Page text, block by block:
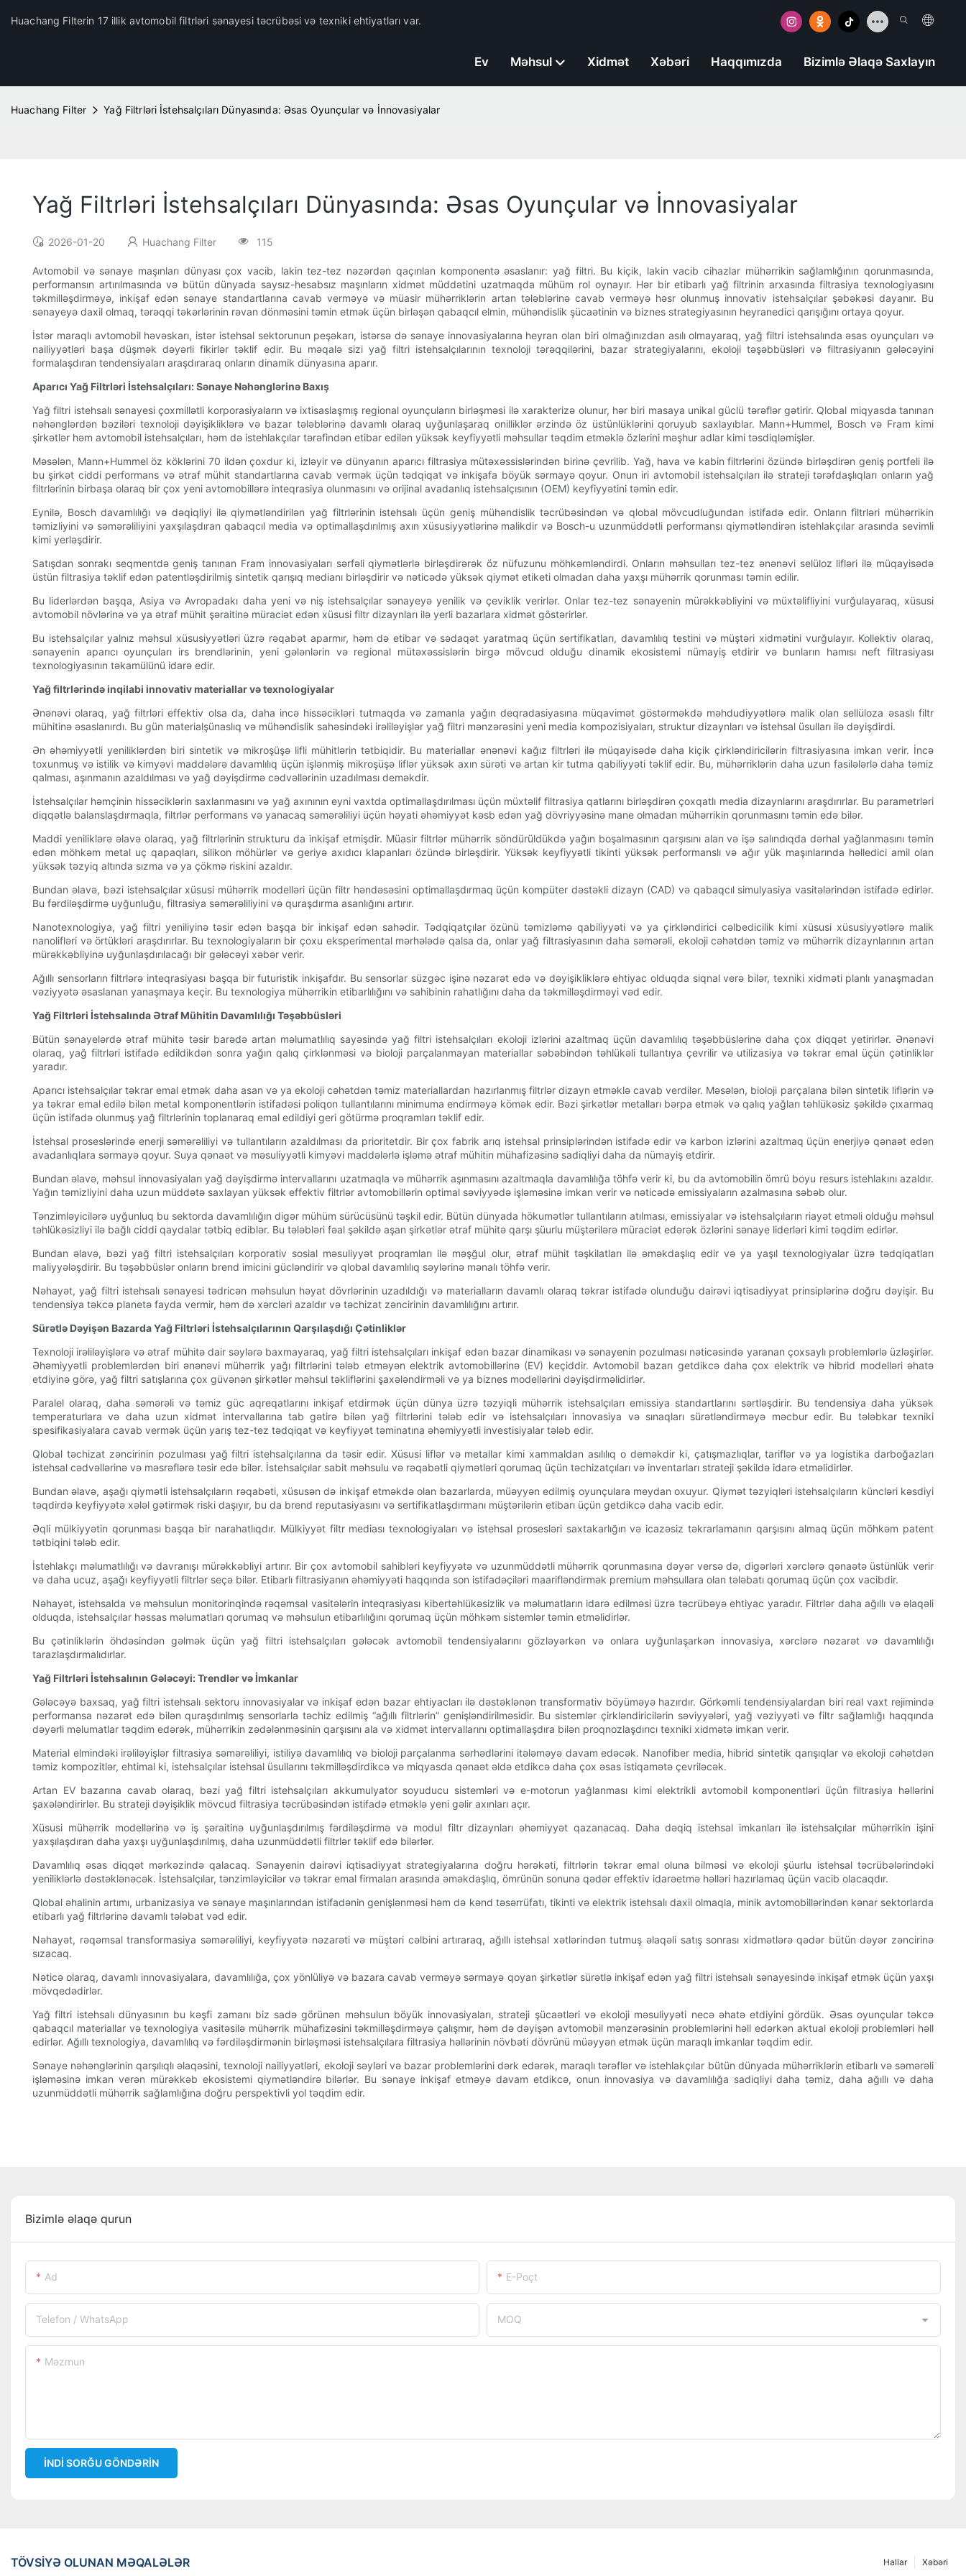
Huachang Filterin 17 illik avtomobil filtrləri sənayesi təcrübəsi və texniki ehtiyatları var.
Ev Məhsul Xidmət Xəbəri Haqqımızda Bizimlə Əlaqə Saxlayın
Huachang Filter Yağ Filtrləri İstehsalçıları Dünyasında: Əsas Oyunçular və İnnovasiyalar
Yağ Filtrləri İstehsalçıları Dünyasında: Əsas Oyunçular və İnnovasiyalar
2026-01-20 Huachang Filter 115
Avtomobil və sənaye maşınları dünyası çox vacib, lakin tez-tez nəzərdən qaçırılan komponentə əsaslanır: yağ filtri. Bu kiçik, lakin vacib cihazlar mühərrikin sağlamlığının qorunmasında,
performansın artırılmasında və bütün dünyada saysız-hesabsız maşınların xidmət müddətini uzatmaqda mühüm rol oynayır. Hər bir etibarlı yağ filtrinin arxasında filtrasiya texnologiyasını
təkmilləşdirməyə, inkişaf edən sənaye standartlarına cavab verməyə və müasir mühərriklərin artan tələblərinə cavab verməyə həsr olunmuş innovativ istehsalçılar şəbəkəsi dayanır. Bu
sənayeyə daxil olmaq, tərəqqi təkərlərinin rəvan dönməsini təmin etmək üçün birləşən qabaqcıl elmin, mühəndislik şücaətinin və biznes strategiyasının heyranedici qarışığını ortaya qoyur.
İstər maraqlı avtomobil həvəskarı, istər istehsal sektorunun peşəkarı, istərsə də sənaye innovasiyalarına heyran olan biri olmağınızdan asılı olmayaraq, yağ filtri istehsalında əsas oyunçuları və
nailiyyətləri başa düşmək dəyərli fikirlər təklif edir. Bu məqalə sizi yağ filtri istehsalçılarının texnoloji tərəqqilərini, bazar strategiyalarını, ekoloji təşəbbüsləri və filtrasiyanın gələcəyini
formalaşdıran tendensiyaları araşdıraraq onların dinamik dünyasına aparır.
Aparıcı Yağ Filtrləri İstehsalçıları: Sənaye Nəhənglərinə Baxış
Yağ filtri istehsalı sənayesi çoxmillətli korporasiyaların və ixtisaslaşmış regional oyunçuların birləşməsi ilə xarakterizə olunur, hər biri masaya unikal güclü tərəflər gətirir. Qlobal miqyasda tanınan
nəhənglərdən bəziləri texnoloji dəyişikliklərə və bazar tələblərinə davamlı olaraq uyğunlaşaraq onilliklər ərzində öz üstünlüklərini qoruyub saxlayıblar. Mann+Hummel, Bosch və Fram kimi
şirkətlər həm avtomobil istehsalçıları, həm də istehlakçılar tərəfindən etibar edilən yüksək keyfiyyətli məhsullar təqdim etməklə özlərini məşhur adlar kimi təsdiqləmişlər.
Məsələn, Mann+Hummel öz köklərini 70 ildən çoxdur ki, izləyir və dünyanın aparıcı filtrasiya mütəxəssislərindən birinə çevrilib. Yağ, hava və kabin filtrlərini özündə birləşdirən geniş portfeli ilə
bu şirkət ciddi performans və ətraf mühit standartlarına cavab vermək üçün tədqiqat və inkişafa böyük sərmayə qoyur. Onun iri avtomobil istehsalçıları ilə strateji tərəfdaşlıqları onların yağ
filtrlərinin birbaşa olaraq bir çox yeni avtomobillərə inteqrasiya olunmasını və orijinal avadanlıq istehsalçısının (OEM) keyfiyyətini təmin edir.
Eynilə, Bosch davamlılığı və dəqiqliyi ilə qiymətləndirilən yağ filtrlərinin istehsalı üçün geniş mühəndislik təcrübəsindən və qlobal mövcudluğundan istifadə edir. Onların filtrləri mühərrikin
təmizliyini və səmərəliliyini yaxşılaşdıran qabaqcıl media və optimallaşdırılmış axın xüsusiyyətlərinə malikdir və Bosch-u uzunmüddətli performansı qiymətləndirən istehlakçılar arasında sevimli
kimi yerləşdirir.
Satışdan sonrakı seqmentdə geniş tanınan Fram innovasiyaları sərfəli qiymətlərlə birləşdirərək öz nüfuzunu möhkəmləndirdi. Onların məhsulları tez-tez ənənəvi selüloz lifləri ilə müqayisədə
üstün filtrasiya təklif edən patentləşdirilmiş sintetik qarışıq medianı birləşdirir və nəticədə yüksək qiymət etiketi olmadan daha yaxşı mühərrik qorunması təmin edilir.
Bu liderlərdən başqa, Asiya və Avropadakı daha yeni və niş istehsalçılar sənayeyə yenilik və çeviklik verirlər. Onlar tez-tez sənayenin mürəkkəbliyini və müxtəlifliyini vurğulayaraq, xüsusi
avtomobil növlərinə və ya ətraf mühit şəraitinə müraciət edən xüsusi filtr dizaynları ilə yerli bazarlara xidmət göstərirlər.
Bu istehsalçılar yalnız məhsul xüsusiyyətləri üzrə rəqabət aparmır, həm də etibar və sədaqət yaratmaq üçün sertifikatları, davamlılıq testini və müştəri xidmətini vurğulayır. Kollektiv olaraq,
sənayenin aparıcı oyunçuları irs brendlərinin, yeni gələnlərin və regional mütəxəssislərin birgə mövcud olduğu dinamik ekosistemi nümayiş etdirir və bunların hamısı neft filtrasiyası
texnologiyasının təkamülünü idarə edir.
Yağ filtrlərində inqilabi innovativ materiallar və texnologiyalar
Ənənəvi olaraq, yağ filtrləri effektiv olsa da, daha incə hissəcikləri tutmaqda və zamanla yağın deqradasiyasına müqavimət göstərməkdə məhdudiyyətlərə malik olan sellüloza əsaslı filtr
mühitinə əsaslanırdı. Bu gün materialşünaslıq və mühəndislik sahəsindəki irəliləyişlər yağ filtri mənzərəsini yeni media kompozisiyaları, struktur dizaynları və istehsal üsulları ilə dəyişdirdi.
Ən əhəmiyyətli yeniliklərdən biri sintetik və mikroşüşə lifli mühitlərin tətbiqidir. Bu materiallar ənənəvi kağız filtrləri ilə müqayisədə daha kiçik çirkləndiricilərin filtrasiyasına imkan verir. İncə
toxunmuş və istilik və kimyəvi maddələrə davamlılıq üçün işlənmiş mikroşüşə liflər yüksək axın sürəti və artan kir tutma qabiliyyəti təklif edir. Bu, mühərriklərin daha uzun fasilələrlə daha təmiz
qalması, aşınmanın azaldılması və yağ dəyişdirmə cədvəllərinin uzadılması deməkdir.
İstehsalçılar həmçinin hissəciklərin saxlanmasını və yağ axınının eyni vaxtda optimallaşdırılması üçün müxtəlif filtrasiya qatlarını birləşdirən çoxqatlı media dizaynlarını araşdırırlar. Bu parametrləri
diqqətlə balanslaşdırmaqla, filtrlər performans və yanacaq səmərəliliyi üçün həyati əhəmiyyət kəsb edən yağ dövriyyəsinə mane olmadan mühərrikin qorunmasını təmin edə bilər.
Maddi yeniliklərə əlavə olaraq, yağ filtrlərinin strukturu da inkişaf etmişdir. Müasir filtrlər mühərrik söndürüldükdə yağın boşalmasının qarşısını alan və işə salındıqda dərhal yağlanmasını təmin
edən möhkəm metal uç qapaqları, silikon möhürlər və geriyə axıdıcı klapanları özündə birləşdirir. Yüksək keyfiyyətli tikinti yüksək performanslı və ağır yük maşınlarında həlledici amil olan
yüksək təzyiq altında sızma və ya çökmə riskini azaldır.
Bundan əlavə, bəzi istehsalçılar xüsusi mühərrik modelləri üçün filtr həndəsəsini optimallaşdırmaq üçün kompüter dəstəkli dizayn (CAD) və qabaqcıl simulyasiya vasitələrindən istifadə edirlər.
Bu fərdiləşdirmə uyğunluğu, filtrasiya səmərəliliyini və quraşdırma asanlığını artırır.
Nanotexnologiya, yağ filtri yeniliyinə təsir edən başqa bir inkişaf edən sahədir. Tədqiqatçılar özünü təmizləmə qabiliyyəti və ya çirkləndirici cəlbedicilik kimi xüsusi xüsusiyyətlərə malik
nanolifləri və örtükləri araşdırırlar. Bu texnologiyaların bir çoxu eksperimental mərhələdə qalsa da, onlar yağ filtrasiyasının daha səmərəli, ekoloji cəhətdən təmiz və mühərrik dizaynlarının artan
mürəkkəbliyinə uyğunlaşdırılacağı bir gələcəyi xəbər verir.
Ağıllı sensorların filtrlərə inteqrasiyası başqa bir futuristik inkişafdır. Bu sensorlar süzgəc işinə nəzarət edə və dəyişikliklərə ehtiyac olduqda siqnal verə bilər, texniki xidməti planlı yanaşmadan
vəziyyətə əsaslanan yanaşmaya keçir. Bu texnologiya mühərrikin etibarlılığını və sahibinin rahatlığını daha da təkmilləşdirməyi vəd edir.
Yağ Filtrləri İstehsalında Ətraf Mühitin Davamlılığı Təşəbbüsləri
Bütün sənayelərdə ətraf mühitə təsir barədə artan məlumatlılıq sayəsində yağ filtri istehsalçıları ekoloji izlərini azaltmaq üçün davamlılıq təşəbbüslərinə daha çox diqqət yetirirlər. Ənənəvi
olaraq, yağ filtrləri istifadə edildikdən sonra yağın qalıq çirklənməsi və bioloji parçalanmayan materiallar səbəbindən təhlükəli tullantıya çevrilir və utilizasiya və təkrar emal üçün çətinliklər
yaradır.
Aparıcı istehsalçılar təkrar emal etmək daha asan və ya ekoloji cəhətdən təmiz materiallardan hazırlanmış filtrlər dizayn etməklə cavab verdilər. Məsələn, bioloji parçalana bilən sintetik liflərin və
ya təkrar emal edilə bilən metal komponentlərin istifadəsi poliqon tullantılarını minimuma endirməyə kömək edir. Bəzi şirkətlər metalları bərpa etmək və qalıq yağları təhlükəsiz şəkildə çıxarmaq
üçün istifadə olunmuş yağ filtrlərinin toplanaraq emal edildiyi geri götürmə proqramları təklif edir.
İstehsal proseslərində enerji səmərəliliyi və tullantıların azaldılması da prioritetdir. Bir çox fabrik arıq istehsal prinsiplərindən istifadə edir və karbon izlərini azaltmaq üçün enerjiyə qənaət edən
avadanlıqlara sərmayə qoyur. Suya qənaət və məsuliyyətli kimyəvi maddələrlə işləmə ətraf mühitin mühafizəsinə sadiqliyi daha da nümayiş etdirir.
Bundan əlavə, məhsul innovasiyaları yağ dəyişdirmə intervallarını uzatmaqla və mühərrik aşınmasını azaltmaqla davamlılığa töhfə verir ki, bu da avtomobilin ömrü boyu resurs istehlakını azaldır.
Yağın təmizliyini daha uzun müddətə saxlayan yüksək effektiv filtrlər avtomobillərin optimal səviyyədə işləməsinə imkan verir və nəticədə emissiyaların azalmasına səbəb olur.
Tənzimləyicilərə uyğunluq bu sektorda davamlılığın digər mühüm sürücüsünü təşkil edir. Bütün dünyada hökumətlər tullantıların atılması, emissiyalar və istehsalçıların riayət etməli olduğu məhsul
təhlükəsizliyi ilə bağlı ciddi qaydalar tətbiq ediblər. Bu tələbləri fəal şəkildə aşan şirkətlər ətraf mühitə qarşı şüurlu müştərilərə müraciət edərək özlərini sənaye liderləri kimi təqdim edirlər.
Bundan əlavə, bəzi yağ filtri istehsalçıları korporativ sosial məsuliyyət proqramları ilə məşğul olur, ətraf mühit təşkilatları ilə əməkdaşlıq edir və ya yaşıl texnologiyalar üzrə tədqiqatları
maliyyələşdirir. Bu təşəbbüslər onların brend imicini gücləndirir və qlobal davamlılıq səylərinə mənalı töhfə verir.
Nəhayət, yağ filtri istehsalı sənayesi tədricən məhsulun həyat dövrlərinin uzadıldığı və materialların davamlı olaraq təkrar istifadə olunduğu dairəvi iqtisadiyyat prinsiplərinə doğru dəyişir. Bu
tendensiya təkcə planetə fayda vermir, həm də xərcləri azaldır və təchizat zəncirinin davamlılığını artırır.
Sürətlə Dəyişən Bazarda Yağ Filtrləri İstehsalçılarının Qarşılaşdığı Çətinliklər
Texnoloji irəliləyişlərə və ətraf mühitə dair səylərə baxmayaraq, yağ filtri istehsalçıları inkişaf edən bazar dinamikası və sənayenin pozulması nəticəsində yaranan çoxsaylı problemlərlə üzləşirlər.
Əhəmiyyətli problemlərdən biri ənənəvi mühərrik yağı filtrlərini tələb etməyən elektrik avtomobillərinə (EV) keçiddir. Avtomobil bazarı getdikcə daha çox elektrik və hibrid modelləri əhatə
etdiyinə görə, yağ filtri satışlarına çox güvənən şirkətlər məhsul təkliflərini şaxələndirməli və ya biznes modellərini dəyişdirməlidirlər.
Paralel olaraq, daha səmərəli və təmiz güc aqreqatlarını inkişaf etdirmək üçün dünya üzrə təzyiqli mühərrik istehsalçıları emissiya standartlarını sərtləşdirir. Bu tendensiya daha yüksək
temperaturlara və daha uzun xidmət intervallarına tab gətirə bilən yağ filtrlərini tələb edir və istehsalçıları innovasiya və sınaqları sürətləndirməyə məcbur edir. Bu tələbkar texniki
spesifikasiyalara cavab vermək üçün yarış tez-tez tədqiqat və keyfiyyət təminatına əhəmiyyətli investisiyalar tələb edir.
Qlobal təchizat zəncirinin pozulması yağ filtri istehsalçılarına da təsir edir. Xüsusi liflər və metallar kimi xammaldan asılılıq o deməkdir ki, çatışmazlıqlar, tariflər və ya logistika darboğazları
istehsal cədvəllərinə və məsrəflərə təsir edə bilər. İstehsalçılar sabit məhsulu və rəqabətli qiymətləri qorumaq üçün təchizatçıları və inventarları strateji şəkildə idarə etməlidirlər.
Bundan əlavə, aşağı qiymətli istehsalçıların rəqabəti, xüsusən də inkişaf etməkdə olan bazarlarda, müəyyən edilmiş oyunçulara meydan oxuyur. Qiymət təzyiqləri istehsalçıların küncləri kəsdiyi
təqdirdə keyfiyyətə xələl gətirmək riski daşıyır, bu da brend reputasiyasını və sertifikatlaşdırmanı müştərilərin etibarı üçün getdikcə daha vacib edir.
Əqli mülkiyyətin qorunması başqa bir narahatlıqdır. Mülkiyyət filtr mediası texnologiyaları və istehsal prosesləri saxtakarlığın və icazəsiz təkrarlamanın qarşısını almaq üçün möhkəm patent
tətbiqini tələb edir.
İstehlakçı məlumatlılığı və davranışı mürəkkəbliyi artırır. Bir çox avtomobil sahibləri keyfiyyətə və uzunmüddətli mühərrik qorunmasına dəyər versə də, digərləri xərclərə qənaətə üstünlük verir
və daha ucuz, aşağı keyfiyyətli filtrlər seçə bilər. Etibarlı filtrasiyanın əhəmiyyəti haqqında son istifadəçiləri maarifləndirmək premium məhsullara olan tələbatı qorumaq üçün çox vacibdir.
Nəhayət, istehsalda və məhsulun monitorinqində rəqəmsal vasitələrin inteqrasiyası kibertəhlükəsizlik və məlumatların idarə edilməsi üzrə təcrübəyə ehtiyac yaradır. Filtrlər daha ağıllı və əlaqəli
olduqda, istehsalçılar həssas məlumatları qorumaq və məhsulun etibarlılığını qorumaq üçün möhkəm sistemlər təmin etməlidirlər.
Bu çətinliklərin öhdəsindən gəlmək üçün yağ filtri istehsalçıları gələcək avtomobil tendensiyalarını gözləyərkən və onlara uyğunlaşarkən innovasiya, xərclərə nəzarət və davamlılığı
tarazlaşdırmalıdırlar.
Yağ Filtrləri İstehsalının Gələcəyi: Trendlər və İmkanlar
Gələcəyə baxsaq, yağ filtri istehsalı sektoru innovasiyalar və inkişaf edən bazar ehtiyacları ilə dəstəklənən transformativ böyüməyə hazırdır. Görkəmli tendensiyalardan biri real vaxt rejimində
performansa nəzarət edə bilən quraşdırılmış sensorlarla təchiz edilmiş “ağıllı filtrlərin” genişləndirilməsidir. Bu sistemlər çirkləndiricilərin səviyyələri, yağ vəziyyəti və filtr sağlamlığı haqqında
dəyərli məlumatlar təqdim edərək, mühərrikin zədələnməsinin qarşısını ala və xidmət intervallarını optimallaşdıra bilən proqnozlaşdırıcı texniki xidmətə imkan verir.
Material elmindəki irəliləyişlər filtrasiya səmərəliliyi, istiliyə davamlılıq və bioloji parçalanma sərhədlərini itələməyə davam edəcək. Nanofiber media, hibrid sintetik qarışıqlar və ekoloji cəhətdən
təmiz kompozitlər, ehtimal ki, istehsalçılar istehsal üsullarını təkmilləşdirdikcə və miqyasda qənaət əldə etdikcə daha çox əsas istiqamətə çevriləcək.
Artan EV bazarına cavab olaraq, bəzi yağ filtri istehsalçıları akkumulyator soyuducu sistemləri və e-motorun yağlanması kimi elektrikli avtomobil komponentləri üçün filtrasiya həllərini
şaxələndirirlər. Bu strateji dəyişiklik mövcud filtrasiya təcrübəsindən istifadə etməklə yeni gəlir axınları açır.
Xüsusi mühərrik modellərinə və iş şəraitinə uyğunlaşdırılmış fərdiləşdirmə və modul filtr dizaynları əhəmiyyət qazanacaq. Daha dəqiq istehsal imkanları ilə istehsalçılar mühərrikin işini
yaxşılaşdıran daha yaxşı uyğunlaşdırılmış, daha uzunmüddətli filtrlər təklif edə bilərlər.
Davamlılıq əsas diqqət mərkəzində qalacaq. Sənayenin dairəvi iqtisadiyyat strategiyalarına doğru hərəkəti, filtrlərin təkrar emal oluna bilməsi və ekoloji şüurlu istehsal təcrübələrindəki
yeniliklərlə dəstəklənəcək. İstehsalçılar, tənzimləyicilər və təkrar emal firmaları arasında əməkdaşlıq, ömrünün sonuna qədər effektiv idarəetmə həlləri hazırlamaq üçün vacib olacaqdır.
Qlobal əhalinin artımı, urbanizasiya və sənaye maşınlarından istifadənin genişlənməsi həm də kənd təsərrüfatı, tikinti və elektrik istehsalı daxil olmaqla, minik avtomobillərindən kənar sektorlarda
etibarlı yağ filtrlərinə davamlı tələbat vəd edir.
Nəhayət, rəqəmsal transformasiya səmərəliliyi, keyfiyyətə nəzarəti və müştəri cəlbini artıraraq, ağıllı istehsal xətlərindən tutmuş əlaqəli satış sonrası xidmətlərə qədər bütün dəyər zəncirinə
sızacaq.
Nəticə olaraq, davamlı innovasiyalara, davamlılığa, çox yönlüliyə və bazara cavab verməyə sərmayə qoyan şirkətlər sürətlə inkişaf edən yağ filtri istehsalı sənayesində inkişaf etmək üçün yaxşı
mövqedədirlər.
Yağ filtri istehsalı dünyasının bu kəşfi zamanı biz sadə görünən məhsulun böyük innovasiyaları, strateji şücaətləri və ekoloji məsuliyyəti necə əhatə etdiyini gördük. Əsas oyunçular təkcə
qabaqcıl materiallar və texnologiya vasitəsilə mühərrik mühafizəsini təkmilləşdirməyə çalışmır, həm də dəyişən avtomobil mənzərəsinin problemlərini həll edərkən aktual ekoloji problemləri həll
edirlər. Ağıllı texnologiya, davamlılıq və fərdiləşdirmənin birləşməsi istehsalçılara filtrasiya həllərinin növbəti dövrünü müəyyən etmək üçün maraqlı imkanlar təqdim edir.
Sənaye nəhənglərinin qarşılıqlı əlaqəsini, texnoloji nailiyyətləri, ekoloji səyləri və bazar problemlərini dərk edərək, maraqlı tərəflər və istehlakçılar bütün dünyada mühərriklərin etibarlı və səmərəli
işləməsinə imkan verən mürəkkəb ekosistemi qiymətləndirə bilərlər. Bu sənaye inkişaf etməyə davam etdikcə, onun innovasiya və davamlılığa sadiqliyi daha təmiz, daha ağıllı və daha
uzunmüddətli mühərrik sağlamlığına doğru perspektivli yol təqdim edir.
Bizimlə əlaqə qurun
Ad E-Poçt
Telefon / WhatsApp MOQ
Məzmun
İNDI SORĞU GÖNDƏRIN
TÖVSIYƏ OLUNAN MƏQALƏLƏR Xəbəri
Hallar